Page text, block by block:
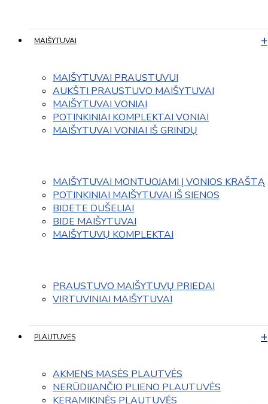
MAIŠYTUVAI
MAIŠYTUVAI PRAUSTUVUI
AUKŠTI PRAUSTUVO MAIŠYTUVAI
MAIŠYTUVAI VONIAI
POTINKINIAI KOMPLEKTAI VONIAI
MAIŠYTUVAI VONIAI IŠ GRINDŲ
MAIŠYTUVAI MONTUOJAMI Į VONIOS KRAŠTĄ
POTINKINIAI MAIŠYTUVAI IŠ SIENOS
BIDETE DUŠELIAI
BIDE MAIŠYTUVAI
MAIŠYTUVŲ KOMPLEKTAI
PRAUSTUVO MAIŠYTUVŲ PRIEDAI
VIRTUVINIAI MAIŠYTUVAI
PLAUTUVĖS
AKMENS MASĖS PLAUTVĖS
NERŪDIJANČIO PLIENO PLAUTUVĖS
KERAMIKINĖS PLAUTUVĖS